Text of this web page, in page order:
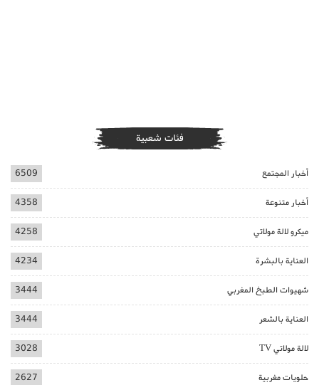
فئات شعبية
أخبار المجتمع 6509
أخبار متنوعة 4358
ميكرو لالة مولاتي 4258
العناية بالبشرة 4234
شهيوات الطبخ المغربي 3444
العناية بالشعر 3444
لالة مولاتي TV 3028
حلويات مغربية 2627